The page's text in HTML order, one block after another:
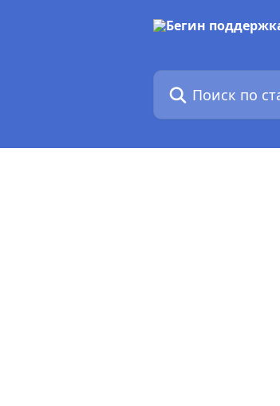
Поиск по статьям...